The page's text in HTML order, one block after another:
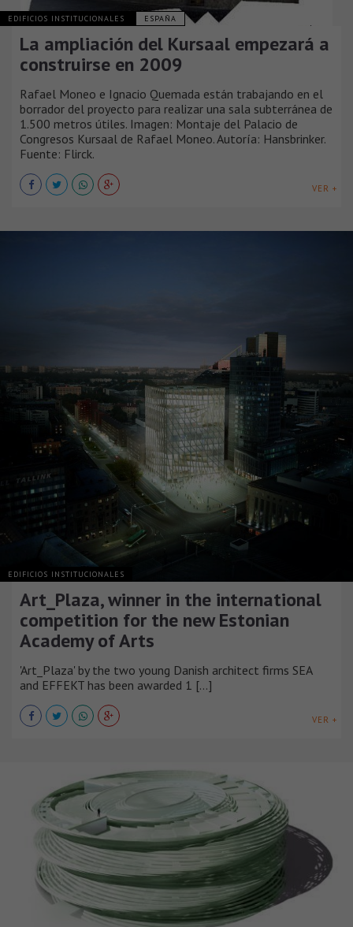
EDIFICIOS INSTITUCIONALES ESPAÑA
La ampliación del Kursaal empezará a
construirse en 2009
Rafael Moneo e Ignacio Quemada están trabajando en el
borrador del proyecto para realizar una sala subterránea de
1.500 metros útiles. Imagen: Montaje del Palacio de
Congresos Kursaal de Rafael Moneo. Autoría: Hansbrinker.
Fuente: Flirck.
VER +
EDIFICIOS INSTITUCIONALES
Art_Plaza, winner in the international
competition for the new Estonian
Academy of Arts
'Art_Plaza' by the two young Danish architect firms SEA
and EFFEKT has been awarded 1 [...]
VER +